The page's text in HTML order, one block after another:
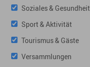
Soziales & Gesundheit
Sport & Aktivität
Tourismus & Gäste
Versammlungen